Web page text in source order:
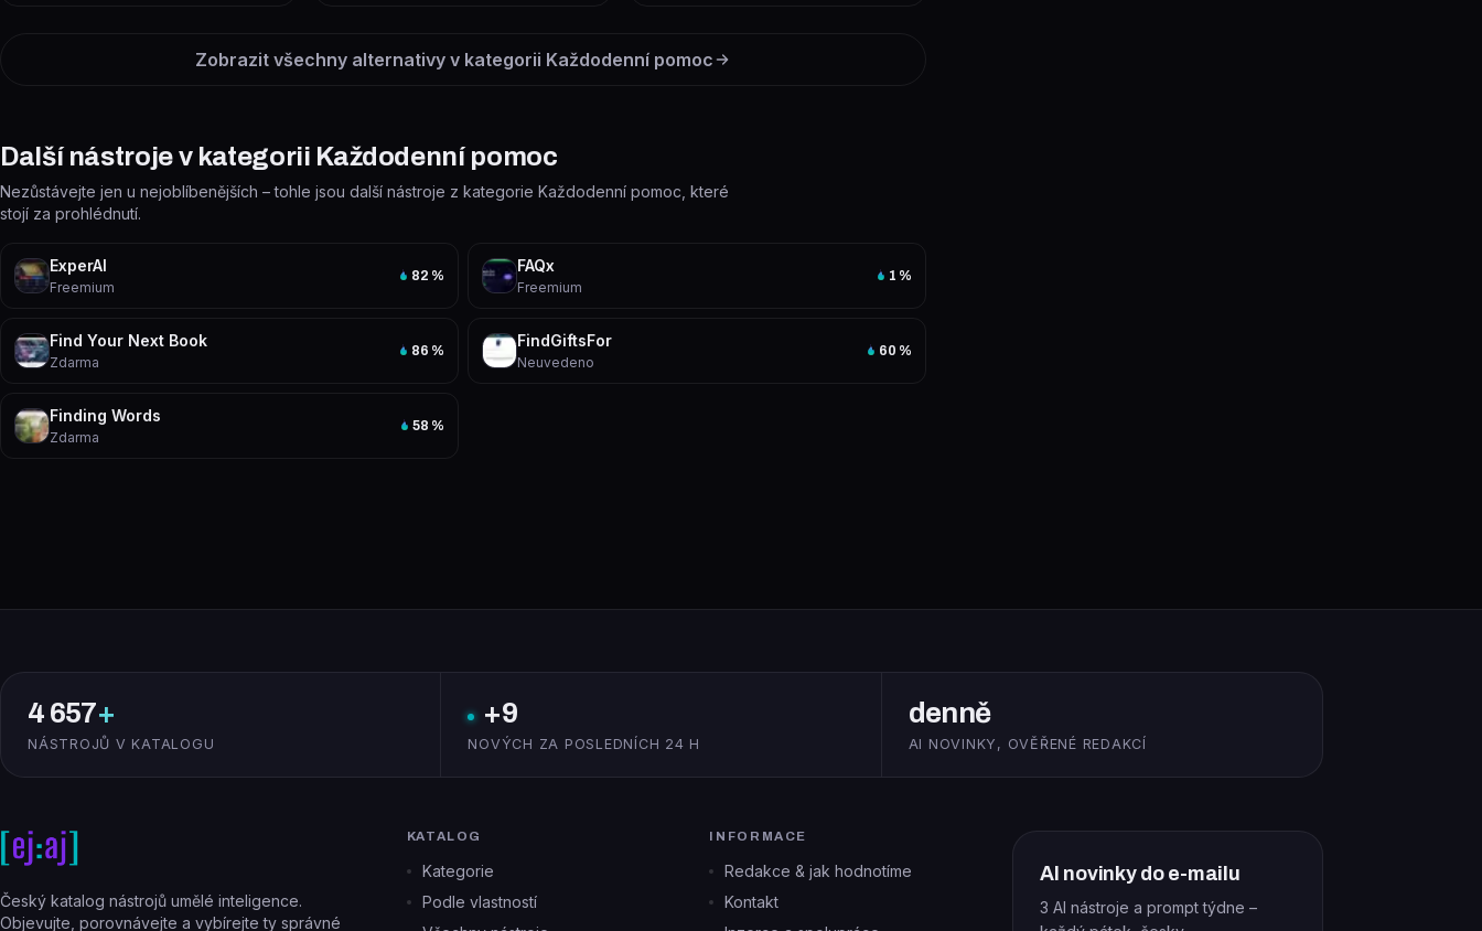
Zobrazit všechny alternativy v kategorii Každodenní pomoc
Další nástroje v kategorii Každodenní pomoc
Nezůstávejte jen u nejoblíbenějších – tohle jsou další nástroje z kategorie Každodenní pomoc, které
stojí za prohlédnutí.
ExperAI
Freemium
82 %
FAQx
Freemium
1 %
Find Your Next Book
Zdarma
86 %
FindGiftsFor
Neuvedeno
60 %
Finding Words
Zdarma
58 %
4 657+
NÁSTROJŮ V KATALOGU
+9
NOVÝCH ZA POSLEDNÍCH 24 H
denně
AI NOVINKY, OVĚŘENÉ REDAKCÍ
Český katalog nástrojů umělé inteligence.
Objevujte, porovnávejte a vybírejte ty správné
KATALOG
Kategorie
Podle vlastností
INFORMACE
Redakce & jak hodnotíme
Kontakt
AI novinky do e-mailu
3 AI nástroje a prompt týdne –